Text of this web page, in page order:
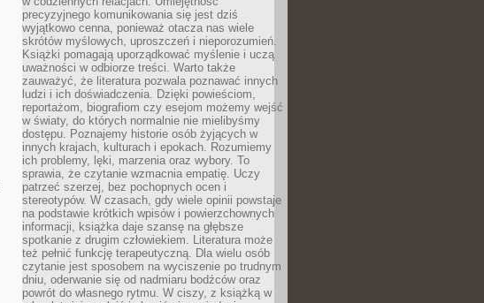
precyzyjnego komunikowania się jest dziś
wyjątkowo cenna, ponieważ otacza nas wiele
skrótów myślowych, uproszczeń i nieporozumień.
Książki pomagają uporządkować myślenie i uczą
uważności w odbiorze treści. Warto także
zauważyć, że literatura pozwala poznawać innych
ludzi i ich doświadczenia. Dzięki powieściom,
reportażom, biografiom czy esejom możemy wejść
w światy, do których normalnie nie mielibyśmy
dostępu. Poznajemy historie osób żyjących w
innych krajach, kulturach i epokach. Rozumiemy
ich problemy, lęki, marzenia oraz wybory. To
sprawia, że czytanie wzmacnia empatię. Uczy
patrzeć szerzej, bez pochopnych ocen i
stereotypów. W czasach, gdy wiele opinii powstaje
na podstawie krótkich wpisów i powierzchownych
informacji, książka daje szansę na głębsze
spotkanie z drugim człowiekiem. Literatura może
też pełnić funkcję terapeutyczną. Dla wielu osób
czytanie jest sposobem na wyciszenie po trudnym
dniu, oderwanie się od nadmiaru bodźców oraz
powrót do własnego rytmu. W ciszy, z książką w